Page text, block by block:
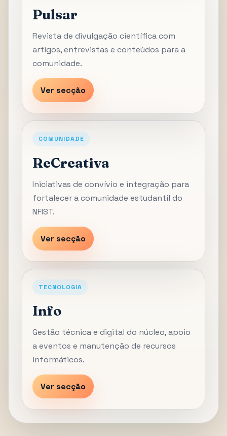
Pulsar
Revista de divulgação científica com
artigos, entrevistas e conteúdos para a
comunidade.
Ver secção
COMUNIDADE
ReCreativa
Iniciativas de convívio e integração para
fortalecer a comunidade estudantil do
NFIST.
Ver secção
TECNOLOGIA
Info
Gestão técnica e digital do núcleo, apoio
a eventos e manutenção de recursos
informáticos.
Ver secção